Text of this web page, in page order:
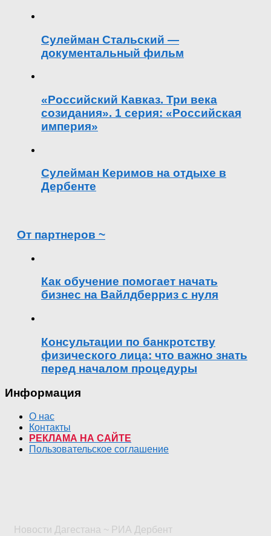
Сулейман Стальский —
документальный фильм
«Российский Кавказ. Три века
созидания». 1 серия: «Российская
империя»
Сулейман Керимов на отдыхе в
Дербенте
От партнеров ~
Как обучение помогает начать
бизнес на Вайлдберриз с нуля
Консультации по банкротству
физического лица: что важно знать
перед началом процедуры
Информация
О нас
Контакты
РЕКЛАМА НА САЙТЕ
Пользовательское соглашение
Новости Дагестана ~ РИА Дербент